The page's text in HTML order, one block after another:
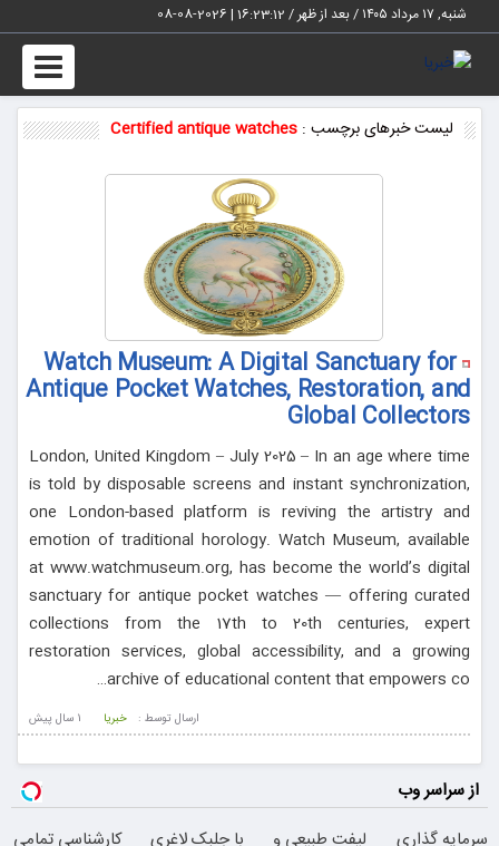
شنبه, ۱۷ مرداد ۱۴۰۵ / بعد از ظهر / 16:23:12
|
2026-08-08
Toggle
لیست خبرهای برچسب : Certified antique watches
Watch Museum: A Digital Sanctuary for
Antique Pocket Watches, Restoration, and
Global Collectors
London, United Kingdom – July 2025 – In an age where time
is told by disposable screens and instant synchronization,
one London-based platform is reviving the artistry and
emotion of traditional horology. Watch Museum, available
at www.watchmuseum.org, has become the world’s digital
sanctuary for antique pocket watches — offering curated
collections from the 17th to 20th centuries, expert
restoration services, global accessibility, and a growing
archive of educational content that empowers co…
1 سال پيش ارسال توسط : خبریا
از سراسر وب
سرمایه گذاری
لیفت طبیعی و
با جلبک لاغری
کارشناسی تمامی